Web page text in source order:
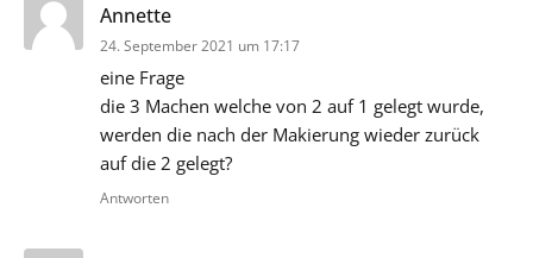
Annette
24. September 2021 um 17:17
eine Frage
die 3 Machen welche von 2 auf 1 gelegt wurde,
werden die nach der Makierung wieder zurück
auf die 2 gelegt?
Antworten